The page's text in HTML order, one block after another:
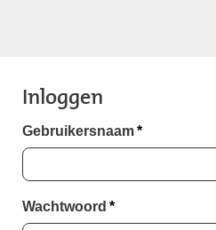
Inloggen
Gebruikersnaam*
Wachtwoord *